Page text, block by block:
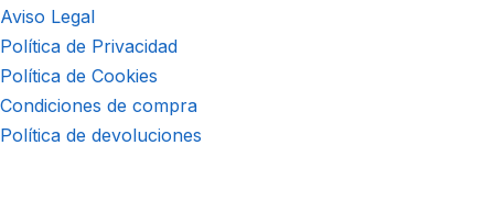
Aviso Legal
Política de Privacidad
Política de Cookies
Condiciones de compra
Política de devoluciones